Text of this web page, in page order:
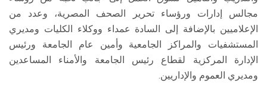
مجالس إدارات ورؤساء تحرير الصحف المصرية، وعدد من
الإعلاميين بالإضافة إلى السادة عمداء ووكلاء الكليات ومديري
المستشفيات والمراكز الجامعية وأمين عام الجامعة ورئيس
الإدارة المركزية لقطاع رئيس الجامعة والأمناء المساعدين
ومديري العموم والإداريين.